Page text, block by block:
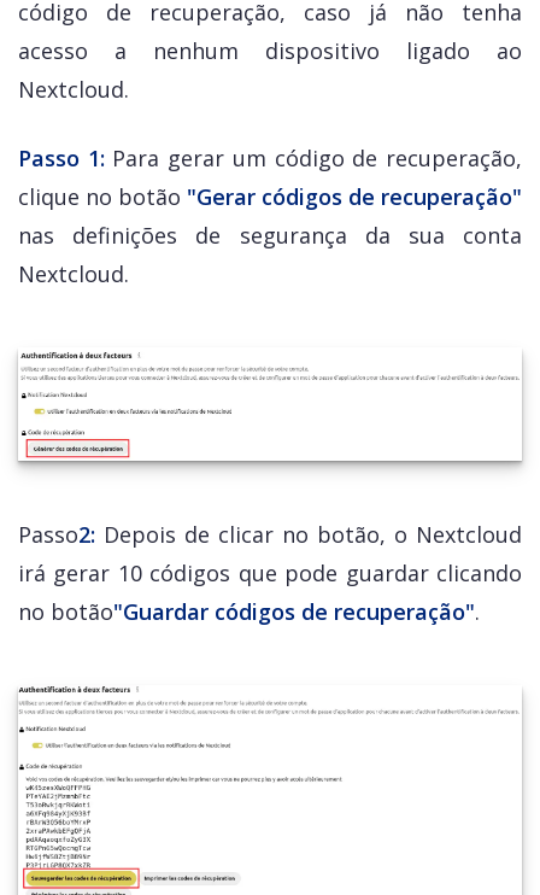
código de recuperação, caso já não tenha
acesso a nenhum dispositivo ligado ao
Nextcloud.
Passo 1: Para gerar um código de recuperação,
clique no botão "Gerar códigos de recuperação"
nas definições de segurança da sua conta
Nextcloud.
Passo2: Depois de clicar no botão, o Nextcloud
irá gerar 10 códigos que pode guardar clicando
no botão"Guardar códigos de recuperação".